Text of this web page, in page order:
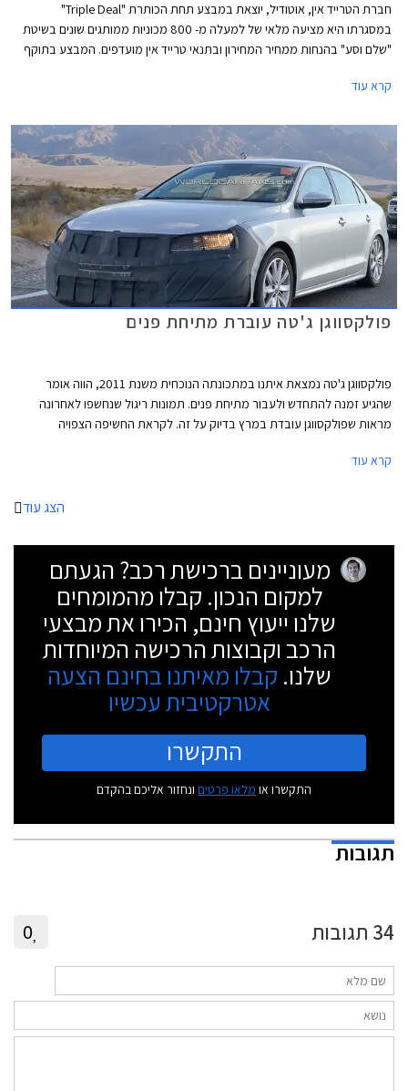
חברת הטרייד אין, אוטודיל, יוצאת במבצע תחת הכותרת "Triple Deal"
במסגרתו היא מציעה מלאי של למעלה מ- 800 מכוניות ממותגים שונים בשיטת
"שלם וסע" בהנחות ממחיר המחירון ובתנאי טרייד אין מועדפים. המבצע בתוקף
קרא עוד
פולקסווגן ג'טה עוברת מתיחת פנים
פולקסווגן ג'טה נמצאת איתנו במתכונתה הנוכחית משנת 2011, הווה אומר
שהגיע זמנה להתחדש ולעבור מתיחת פנים. תמונות ריגול שנחשפו לאחרונה
מראות שפולקסווגן עובדת במרץ בדיוק על זה. לקראת החשיפה הצפויה
ריגול כשהיא עוברת מבחנים בעיירה אמריקאית.
קרא עוד
הצג עוד
מעוניינים ברכישת רכב? הגעתם
למקום הנכון. קבלו מהמומחים
שלנו ייעוץ חינם, הכירו את מבצעי
הרכב וקבוצות הרכישה המיוחדות
שלנו. קבלו מאיתנו בחינם הצעה
אטרקטיבית עכשיו
התקשרו
התקשרו או מלאו פרטים ונחזור אליכם בהקדם
תגובות
34 תגובות 0